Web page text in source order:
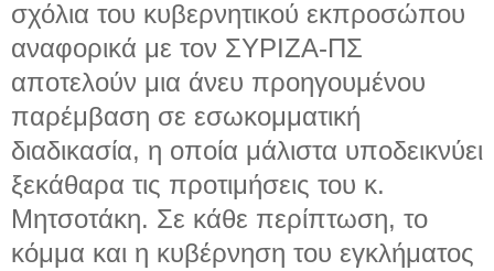
σχόλια του κυβερνητικού εκπροσώπου
αναφορικά με τον ΣΥΡΙΖΑ-ΠΣ
αποτελούν μια άνευ προηγουμένου
παρέμβαση σε εσωκομματική
διαδικασία, η οποία μάλιστα υποδεικνύει
ξεκάθαρα τις προτιμήσεις του κ.
Μητσοτάκη. Σε κάθε περίπτωση, το
κόμμα και η κυβέρνηση του εγκλήματος